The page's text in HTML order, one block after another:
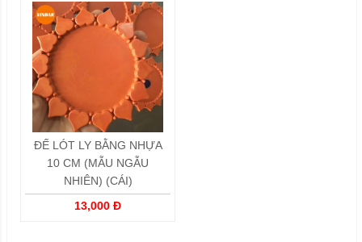
ĐẾ LÓT LY BẰNG NHỰA
10 CM (MẪU NGẪU
NHIÊN) (CÁI)
13,000 Đ